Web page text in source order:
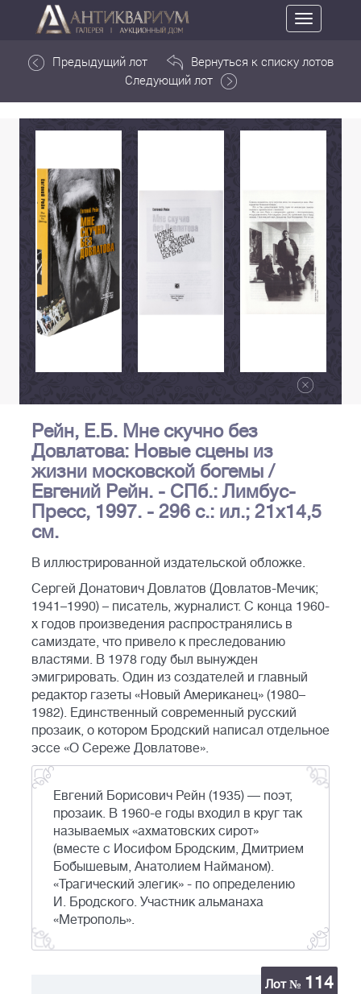
Toggle
navigation
Предыдущий лот
Вернуться к списку лотов
Следующий лот
Рейн, Е.Б. Мне скучно без
Довлатова: Новые сцены из
жизни московской богемы /
Евгений Рейн. - СПб.: Лимбус-
Пресс, 1997. - 296 с.: ил.; 21х14,5
см.
В иллюстрированной издательской обложке.
Сергей Донатович Довлатов (Довлатов-Мечик;
1941–1990) – писатель, журналист. С конца 1960-
х годов произведения распространялись в
самиздате, что привело к преследованию
властями. В 1978 году был вынужден
эмигрировать. Один из создателей и главный
редактор газеты «Новый Американец» (1980–
1982). Единственный современный русский
прозаик, о котором Бродский написал отдельное
эссе «О Сереже Довлатове».
Евгений Борисович Рейн (1935) — поэт,
прозаик. В 1960-е годы входил в круг так
называемых «ахматовских сирот»
(вместе с Иосифом Бродским, Дмитрием
Бобышевым, Анатолием Найманом).
«Трагический элегик» - по определению
И. Бродского. Участник альманаха
«Метрополь».
Лот № 114